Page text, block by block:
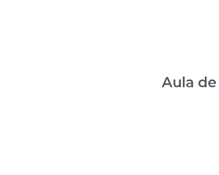
Aula